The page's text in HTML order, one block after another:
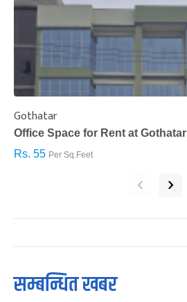
Gothatar
Office Space for Rent at Gothatar
Rs. 55 Per Sq.Feet
‹ ›
सम्बन्धित खबर